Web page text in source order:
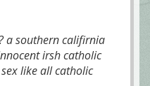
a southern califirnia
irsh catholic
like all catholic